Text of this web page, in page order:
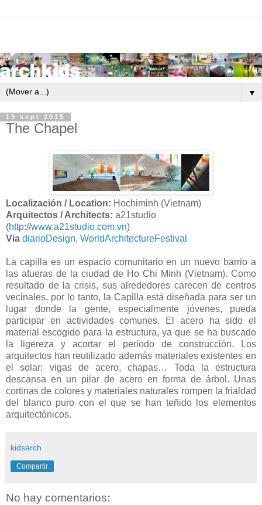
▼
19 sept 2015
The Chapel
Localización / Location: Hochiminh (Vietnam)
Arquitectos / Architects: a21studio
(http://www.a21studio.com.vn)
Via diarioDesign, WorldArchitectureFestival
La capilla es un espacio comunitario en un nuevo barrio a
las afueras de la ciudad de Ho Chi Minh (Vietnam). Como
resultado de la crisis, sus alrededores carecen de centros
vecinales, por lo tanto, la Capilla está diseñada para ser un
lugar donde la gente, especialmente jóvenes, pueda
participar en actividades comunes. El acero ha sido el
material escogido para la estructura, ya que se ha buscado
la ligereza y acortar el periodo de construcción. Los
arquitectos han reutilizado además materiales existentes en
el solar: vigas de acero, chapas… Toda la estructura
descansa en un pilar de acero en forma de árbol. Unas
cortinas de colores y materiales naturales rompen la frialdad
del blanco puro con el que se han teñido los elementos
arquitectónicos.
kidsarch
Compartir
No hay comentarios: